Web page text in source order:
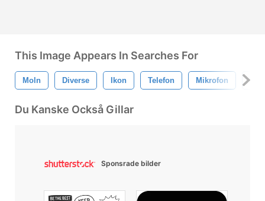
This Image Appears In Searches For
Moln Diverse Ikon Telefon Mikrofon Rss
Du Kanske Också Gillar
Sponsrade bilder